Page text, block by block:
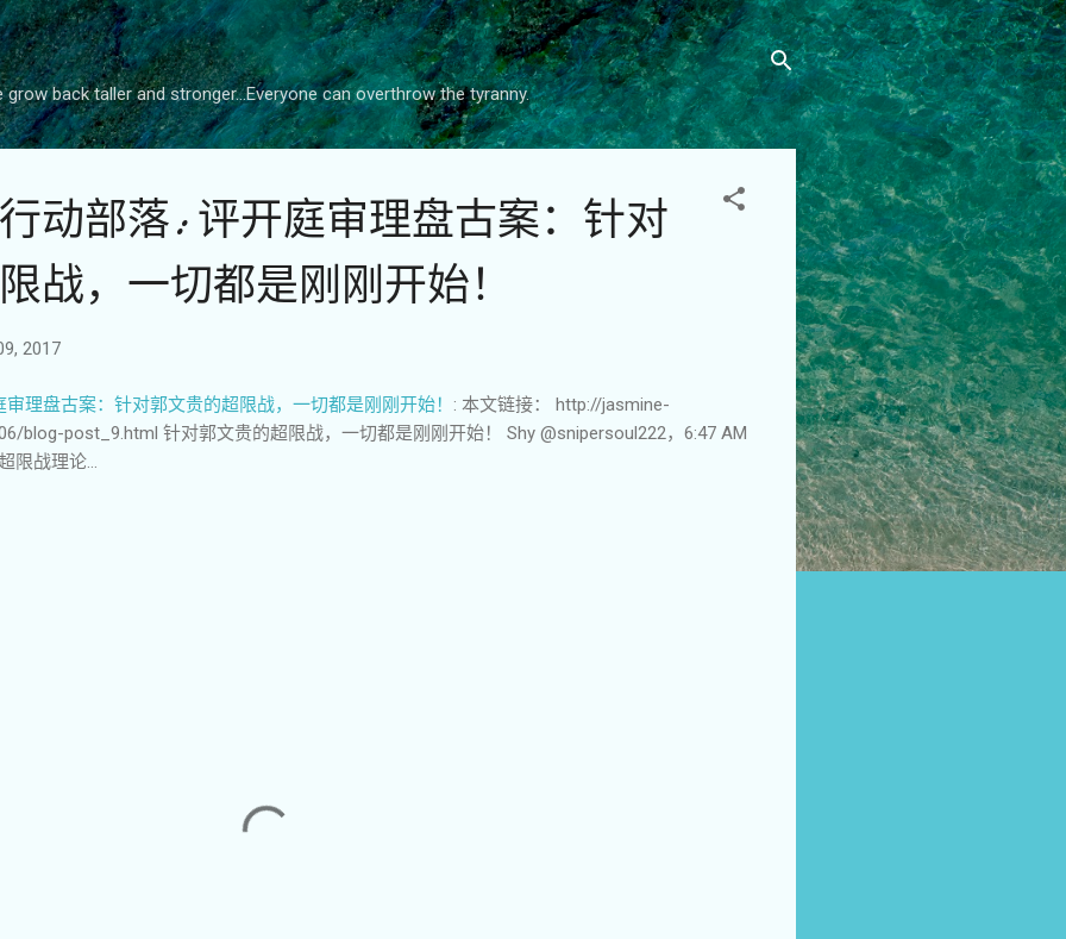
跳至主要内容
back taller and stronger...Everyone can overthrow the tyranny.
动部落: 评开庭审理盘古案：针对
战，一切都是刚刚开始！
2017
理盘古案：针对郭文贵的超限战，一切都是刚刚开始！ : 本文链接： http://jasmine-
针对郭文贵的超限战，一切都是刚刚开始！ Shy‏ @snipersoul222，6:47 AM
战理论...